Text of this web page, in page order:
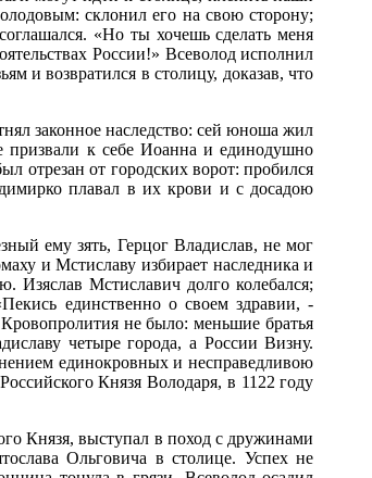
склонил его на свою сторону;
«Но ты хочешь сделать меня
России!» Всеволод исполнил
и возвратился в столицу, доказав, что
законное наследство: сей юноша жил
призвали к себе Иоанна и единодушно
отрезан от городских ворот: пробился
плавал в их крови и с досадою
ему зять, Герцог Владислав, не мог
и Мстиславу избирает наследника и
Изяслав Мстиславич долго колебался;
единственно о своем здравии, -
не было: меньшие братья
четыре города, а России Визну.
единокровныхи несправедливою
Князя Володаря, в 1122 году
Князя, выступал в поход с дружинами
Ольговича в столице. Успех не